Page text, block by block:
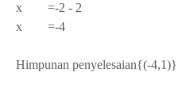
x =-2 - 2
x =-4
Himpunan penyelesaian{(-4,1)}